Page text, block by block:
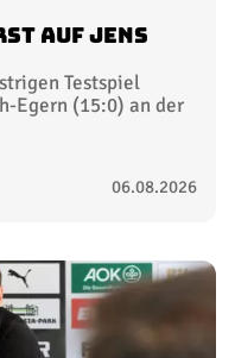
auf Jens
Testspiel
Egern (15:0) an der
06.08.2026